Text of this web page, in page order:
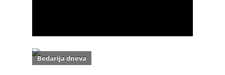
Bedarija dneva